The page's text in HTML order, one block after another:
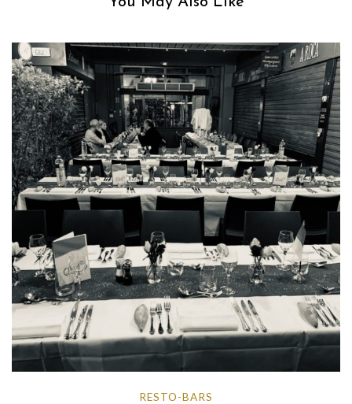
RESTO-BARS